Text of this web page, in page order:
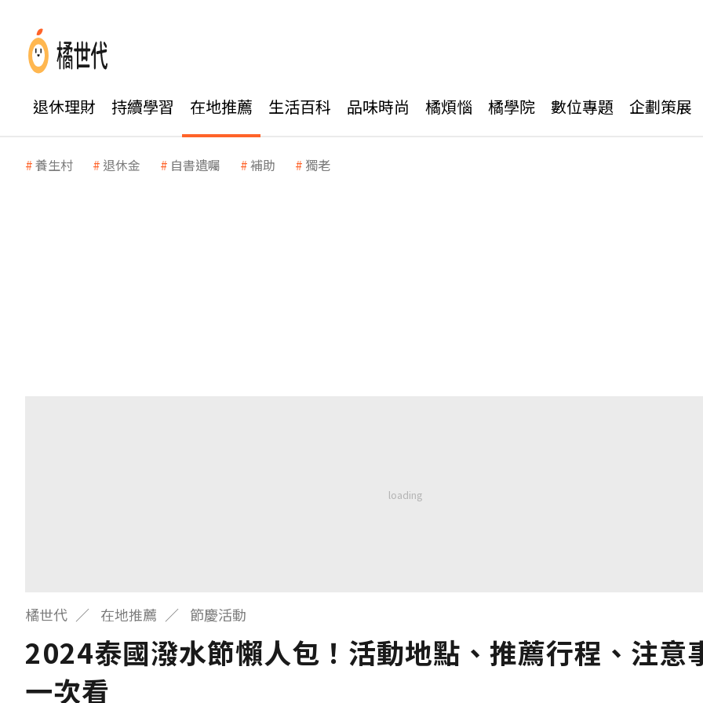
退休理財 持續學習 在地推薦 生活百科 品味時尚 橘煩惱 橘學院 數位專題 企劃策展
養生村 退休金 自書遺囑 補助 獨老
橘世代 在地推薦 節慶活動
2024泰國潑水節懶人包！活動地點、推薦行程、注意
一次看